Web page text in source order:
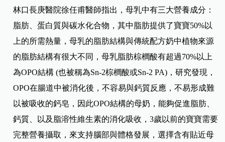
林口長庚醫院徐任甫醫師指出，母乳中有三大營養成分：
脂肪、蛋白質與碳水化合物，其中脂肪提供了寶寶50%以
上的所需熱量，母乳的脂肪結構與傳統配方奶中植物來源
的脂肪結構有很大不同，母乳脂肪棕櫚酸有超過70%以上
為OPO結構 (也被稱為Sn-2棕櫚酸或Sn-2 PA)，研究發現，
OPO在腸道中被消化後，不容易與鈣質反應，不易形成難
以被吸收的鈣皂，因此OPO結構的母奶，能夠促進脂肪、
鈣質、以及脂溶性維生素的消化吸收，3歲以前的寶寶需要
完整營養攝取，來支持腦部與體格發展，選擇含有貼近母